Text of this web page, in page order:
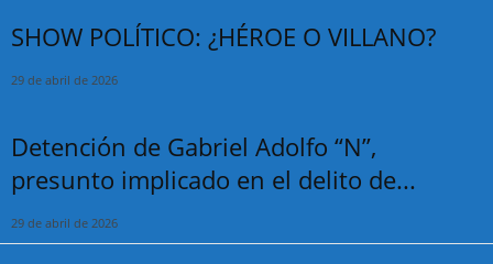
SHOW POLÍTICO: ¿HÉROE O VILLANO?
29 de abril de 2026
Detención de Gabriel Adolfo “N”,
presunto implicado en el delito de...
29 de abril de 2026